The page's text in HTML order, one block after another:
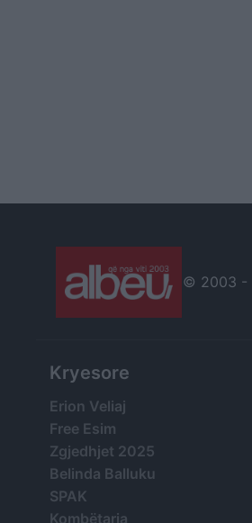
© 2003 -
Kryesore
Erion Veliaj
Free Esim
Zgjedhjet 2025
Belinda Balluku
SPAK
Kombëtarja